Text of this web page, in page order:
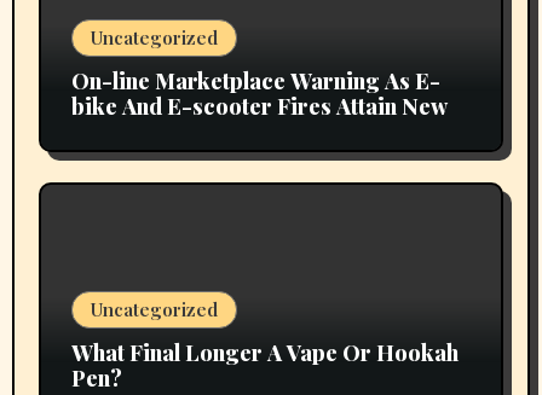
Uncategorized
On-line Marketplace Warning As E-
bike And E-scooter Fires Attain New
Uncategorized
What Final Longer A Vape Or Hookah
Pen?